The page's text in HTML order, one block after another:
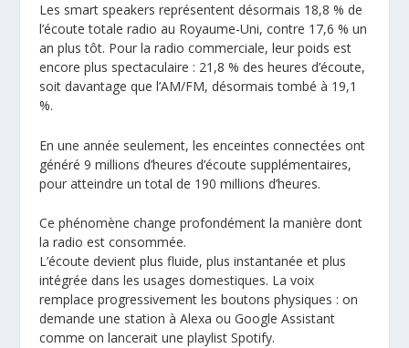
Les smart speakers représentent désormais 18,8 % de
l’écoute totale radio au Royaume-Uni, contre 17,6 % un
an plus tôt. Pour la radio commerciale, leur poids est
encore plus spectaculaire : 21,8 % des heures d’écoute,
soit davantage que l’AM/FM, désormais tombé à 19,1
%.
En une année seulement, les enceintes connectées ont
généré 9 millions d’heures d’écoute supplémentaires,
pour atteindre un total de 190 millions d’heures.
Ce phénomène change profondément la manière dont
la radio est consommée.
L’écoute devient plus fluide, plus instantanée et plus
intégrée dans les usages domestiques. La voix
remplace progressivement les boutons physiques : on
demande une station à Alexa ou Google Assistant
comme on lancerait une playlist Spotify.